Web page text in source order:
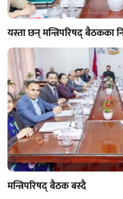
यस्ता छन् मन्त्रिपरिषद् बैठकका
मन्त्रिपरिषद् बैठक बस्दै